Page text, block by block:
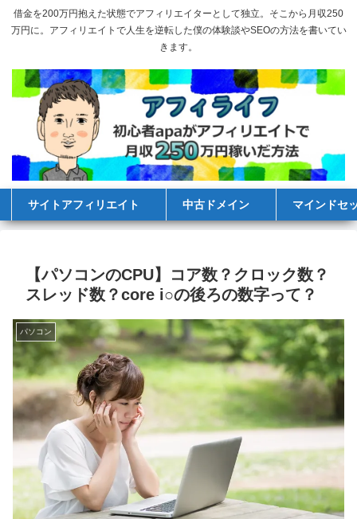
借金を200万円抱えた状態でアフィリエイターとして独立。そこから月収250
万円に。アフィリエイトで人生を逆転した僕の体験談やSEOの方法を書いてい
きます。
サイトアフィリエイト 中古ドメイン マインドセ
【パソコンのCPU】コア数？クロック数？
スレッド数？core i○の後ろの数字って？
パソコン